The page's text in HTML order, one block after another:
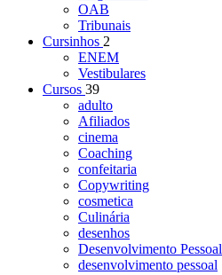
OAB
Tribunais
Cursinhos 2
ENEM
Vestibulares
Cursos 39
adulto
Afiliados
cinema
Coaching
confeitaria
Copywriting
cosmetica
Culinária
desenhos
Desenvolvimento Pessoal
desenvolvimento pessoal